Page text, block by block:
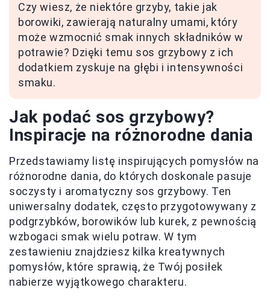
Czy wiesz, że niektóre grzyby, takie jak
borowiki, zawierają naturalny umami, który
może wzmocnić smak innych składników w
potrawie? Dzięki temu sos grzybowy z ich
dodatkiem zyskuje na głębi i intensywności
smaku.
Jak podać sos grzybowy?
Inspiracje na różnorodne dania
Przedstawiamy listę inspirujących pomysłów na
różnorodne dania, do których doskonale pasuje
soczysty i aromatyczny sos grzybowy. Ten
uniwersalny dodatek, często przygotowywany z
podgrzybków, borowików lub kurek, z pewnością
wzbogaci smak wielu potraw. W tym
zestawieniu znajdziesz kilka kreatywnych
pomysłów, które sprawią, że Twój posiłek
nabierze wyjątkowego charakteru.